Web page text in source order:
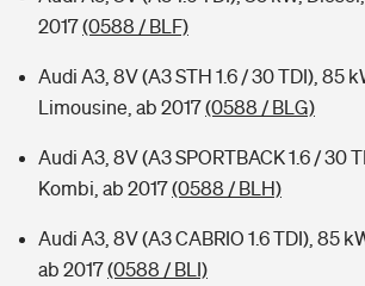
2017(0588 / BLF)
Audi A3, 8V (A3 STH 1.6 / 30 TDI), 85
Limousine, ab 2017(0588 / BLG)
Audi A3, 8V (A3 SPORTBACK 1.6 / 30
Kombi, ab 2017(0588 / BLH)
Audi A3, 8V (A3 CABRIO 1.6 TDI), 85
ab 2017(0588 / BLI)